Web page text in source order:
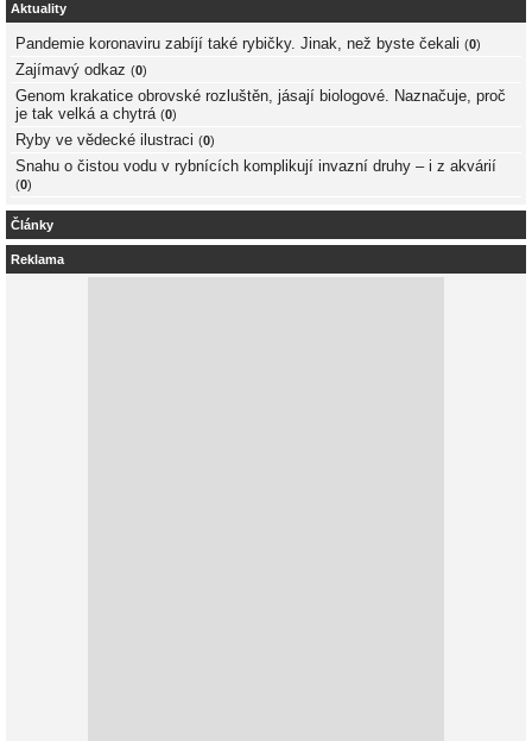
Aktuality
Pandemie koronaviru zabíjí také rybičky. Jinak, než byste čekali (0)
Zajímavý odkaz (0)
Genom krakatice obrovské rozluštěn, jásají biologové. Naznačuje, proč
je tak velká a chytrá (0)
Ryby ve vědecké ilustraci (0)
Snahu o čistou vodu v rybnících komplikují invazní druhy – i z akvárií
(0)
Články
Reklama